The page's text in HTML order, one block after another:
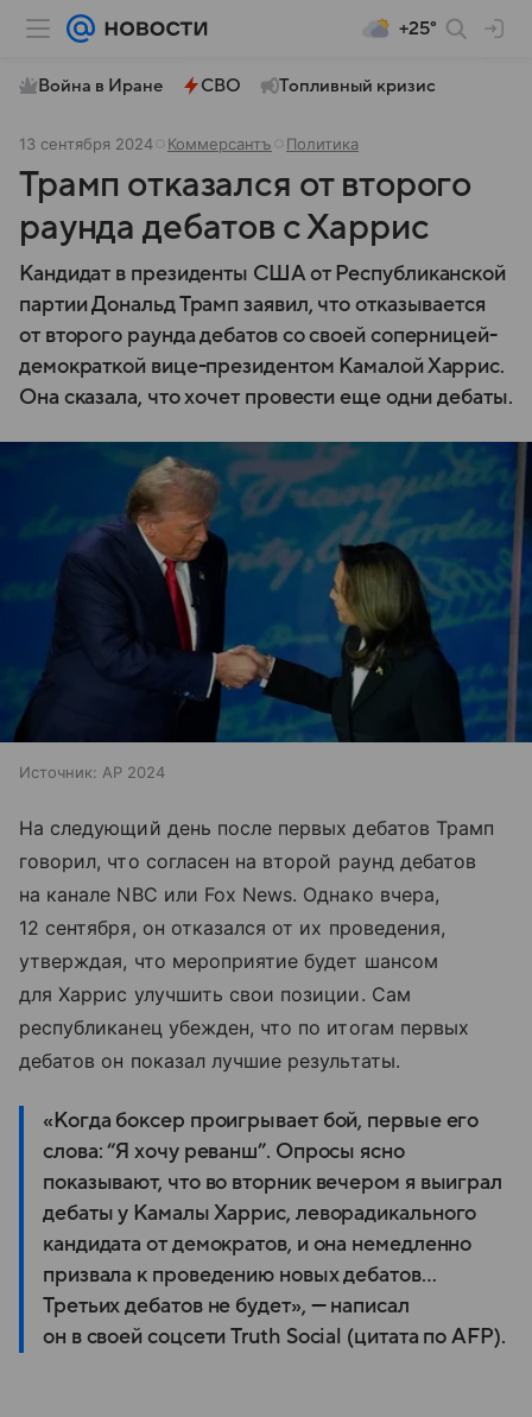
+25°
Война в Иране СВО Топливный кризис
13 сентября 2024 Коммерсантъ Политика
Трамп отказался от второго
раунда дебатов с Харрис
Кандидат в президенты США от Республиканской
партии Дональд Трамп заявил, что отказывается
от второго раунда дебатов со своей соперницей-
демократкой вице-президентом Камалой Харрис.
Она сказала, что хочет провести еще одни дебаты.
Источник: AP 2024
На следующий день после первых дебатов Трамп
говорил, что согласен на второй раунд дебатов
на канале NBC или Fox News. Однако вчера,
12 сентября, он отказался от их проведения,
утверждая, что мероприятие будет шансом
для Харрис улучшить свои позиции. Сам
республиканец убежден, что по итогам первых
дебатов он показал лучшие результаты.
«Когда боксер проигрывает бой, первые его
слова: “Я хочу реванш”. Опросы ясно
показывают, что во вторник вечером я выиграл
дебаты у Камалы Харрис, леворадикального
кандидата от демократов, и она немедленно
призвала к проведению новых дебатов…
Третьих дебатов не будет», — написал
он в своей соцсети Truth Social (цитата по AFP).